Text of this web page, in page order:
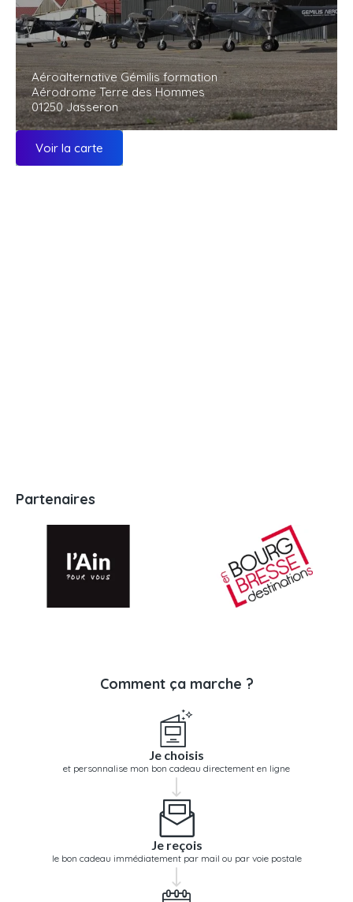
Aéroalternative Gémilis formation
Aérodrome Terre des Hommes
01250 Jasseron
Voir la carte
Partenaires
Comment ça marche ?
Je choisis
et personnalise mon bon cadeau directement en ligne
Je reçois
le bon cadeau immédiatement par mail ou par voie postale